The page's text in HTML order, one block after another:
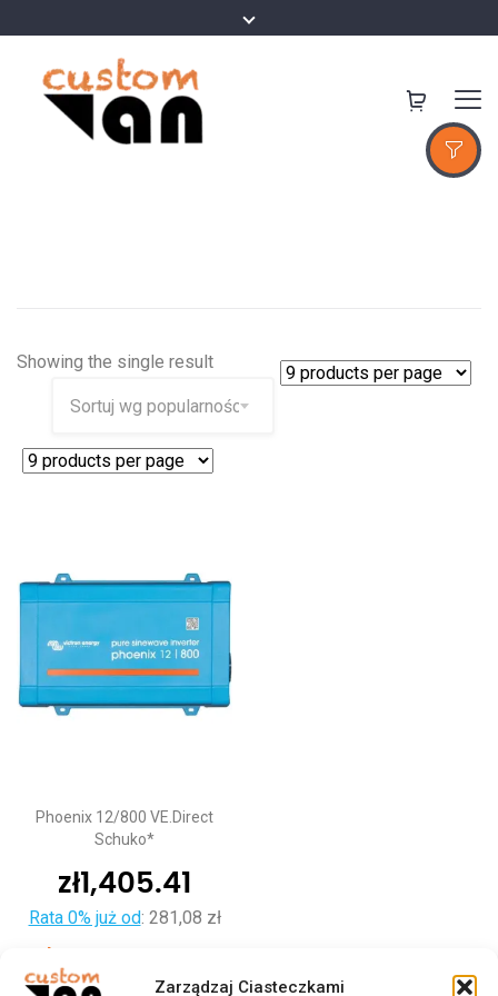
Zarządzaj Ciasteczkami
Showing the single result
Phoenix 12/800 VE.Direct
Schuko*
zł1,405.41
Rata 0% już od: 281,08 zł